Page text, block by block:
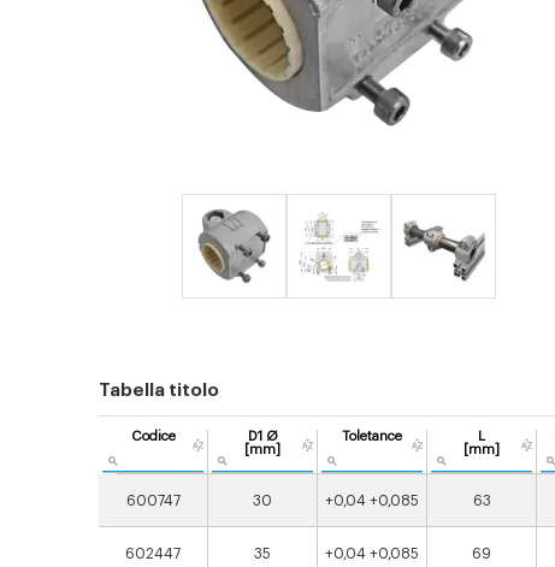
Tabella titolo
Codice
D1 Ø
[mm]
Toletance
L
[mm]
600747 30 +0,04 +0,085 63
602447 35 +0,04 +0,085 69